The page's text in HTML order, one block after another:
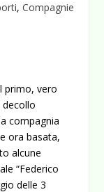
, Compagnie
primo, vero
decollo
compagnia
ora basata,
alcune
“Federico
delle 3